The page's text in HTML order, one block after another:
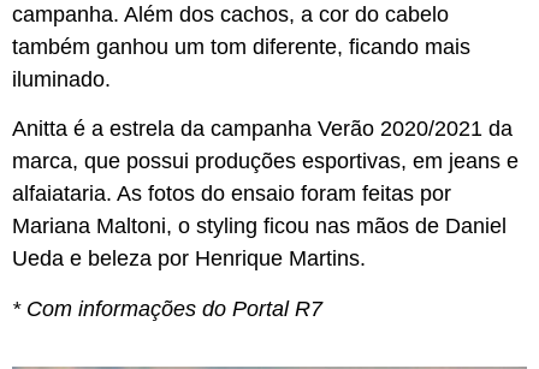
campanha. Além dos cachos, a cor do cabelo
também ganhou um tom diferente, ficando mais
iluminado.
Anitta é a estrela da campanha Verão 2020/2021 da
marca, que possui produções esportivas, em jeans e
alfaiataria. As fotos do ensaio foram feitas por
Mariana Maltoni, o styling ficou nas mãos de Daniel
Ueda e beleza por Henrique Martins.
* Com informações do Portal R7